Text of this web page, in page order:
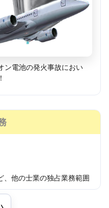
ン電池の発火事故におい
、他の士業の独占業務範囲